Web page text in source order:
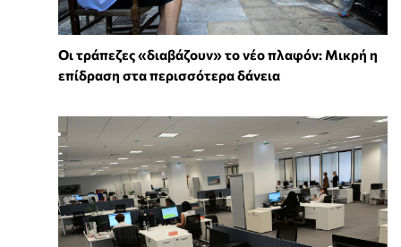
Οι τράπεζες «διαβάζουν» το νέο πλαφόν: Μικρή η
επίδραση στα περισσότερα δάνεια